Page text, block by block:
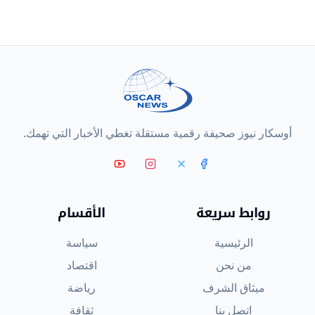
أوسكار نيوز صحيفة رقمية مستقلة تغطي الأخبار التي تهمك.
روابط سريعة
الرئيسية
من نحن
ميثاق الشرف
اتصل بنا
الأقسام
سياسة
اقتصاد
رياضة
ثقافة